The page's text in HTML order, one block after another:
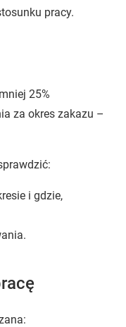
pracy.
25%
za okres zakazu –
i gdzie,